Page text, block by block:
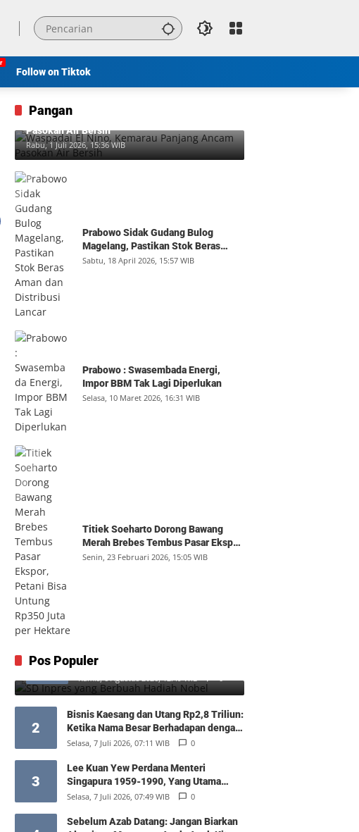
Follow on Tiktok
Pangan
Waspadai El Nino, Kemarau Panjang Ancam
Pasokan Air Bersih
Rabu, 1 Juli 2026, 15:36 WIB
Prabowo Sidak Gudang Bulog
Magelang, Pastikan Stok Beras
Aman dan Distribusi Lancar
Sabtu, 18 April 2026, 15:57 WIB
Prabowo : Swasembada Energi,
Impor BBM Tak Lagi Diperlukan
Selasa, 10 Maret 2026, 16:31 WIB
Titiek Soeharto Dorong Bawang
Merah Brebes Tembus Pasar Ekspor,
Petani Bisa Untung Rp350 Juta per
Senin, 23 Februari 2026, 15:05 WIB
Pos Populer
1
Nobel
Kamis, 6 Agustus 2026, 12:49 WIB 0
2
Bisnis Kaesang dan Utang Rp2,8 Triliun:
Ketika Nama Besar Berhadapan dengan
Hukum Pasar
Selasa, 7 Juli 2026, 07:11 WIB 0
3
Lee Kuan Yew Perdana Menteri
Singapura 1959-1990, Yang Utama
Diantara Yang Sederajat
Selasa, 7 Juli 2026, 07:49 WIB 0
Sebelum Azab Datang: Jangan Biarkan